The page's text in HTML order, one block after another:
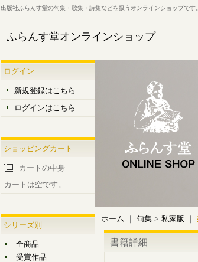
出版社ふらんす堂の句集・歌集・詩集などを扱うオンラインショップです。
ふらんす堂オンラインショップ
ログイン
新規登録はこちら
ログインはこちら
ショッピングカート
カートの中身
カートは空です。
シリーズ別
全商品
受賞作品
ホーム ｜ 句集 > 私家版 ｜
書籍詳細